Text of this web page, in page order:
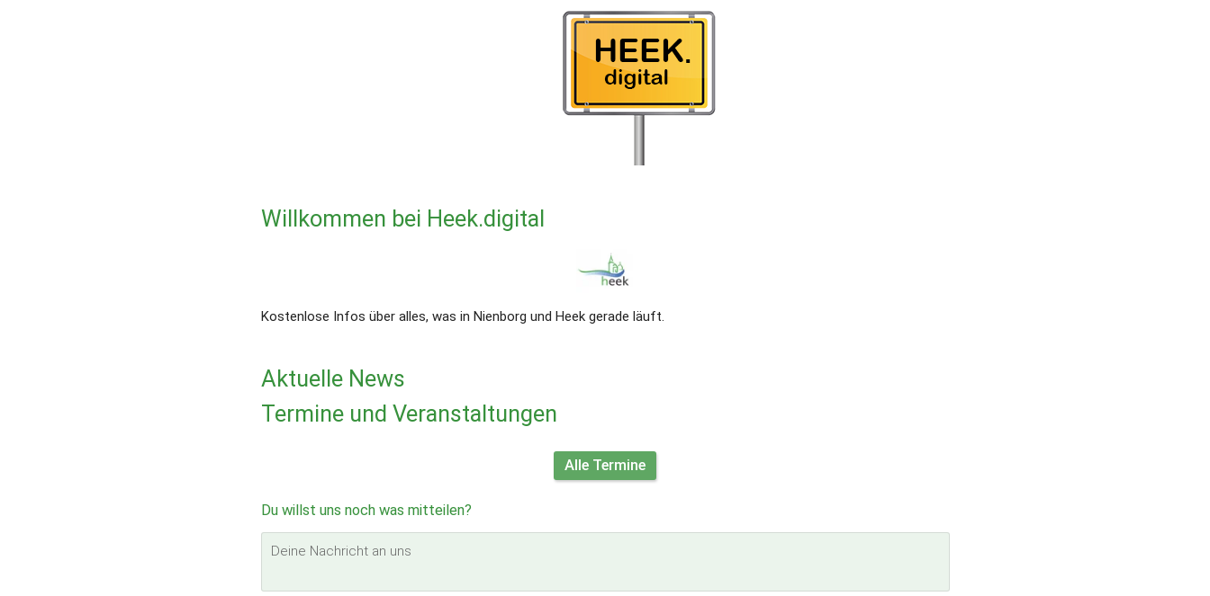
Willkommen bei Heek.digital
Kostenlose Infos über alles, was in Nienborg und Heek gerade läuft.
Aktuelle News
Termine und Veranstaltungen
Alle Termine
Du willst uns noch was mitteilen?